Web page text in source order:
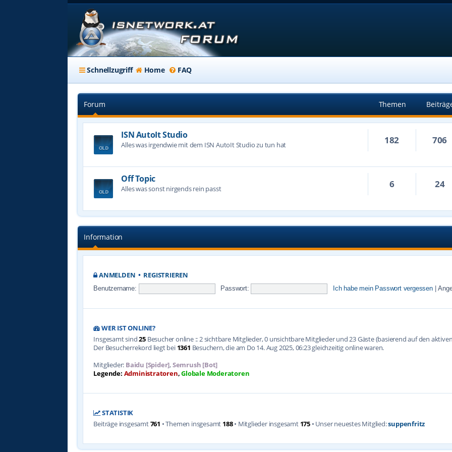
Schnellzugriff Home FAQ
Forum Themen
ISN AutoIt Studio
Alles was irgendwie mit dem ISN AutoIt Studio zu tun hat 182 706
Off Topic
Alles was sonst nirgends rein passt 6 24
Information
ANMELDEN • REGISTRIEREN
Benutzername: Passwort: Ich habe mein Passwort vergessen
WER IST ONLINE?
Insgesamt sind25 Besucher online :: 2 sichtbare Mitglieder, 0 unsichtbare Mitglieder und 23 Gäste (basierend auf den
Der Besucherrekord liegt bei 1361 Besuchern, die am Do 14. Aug 2025, 06:23 gleichzeitig online waren.
Mitglieder: Baidu [Spider],Semrush [Bot]
Legende: Administratoren,Globale Moderatoren
STATISTIK
Beiträge insgesamt761 • Themen insgesamt 188• Mitglieder insgesamt 175 • Unser neuestes Mitglied:suppenfritz